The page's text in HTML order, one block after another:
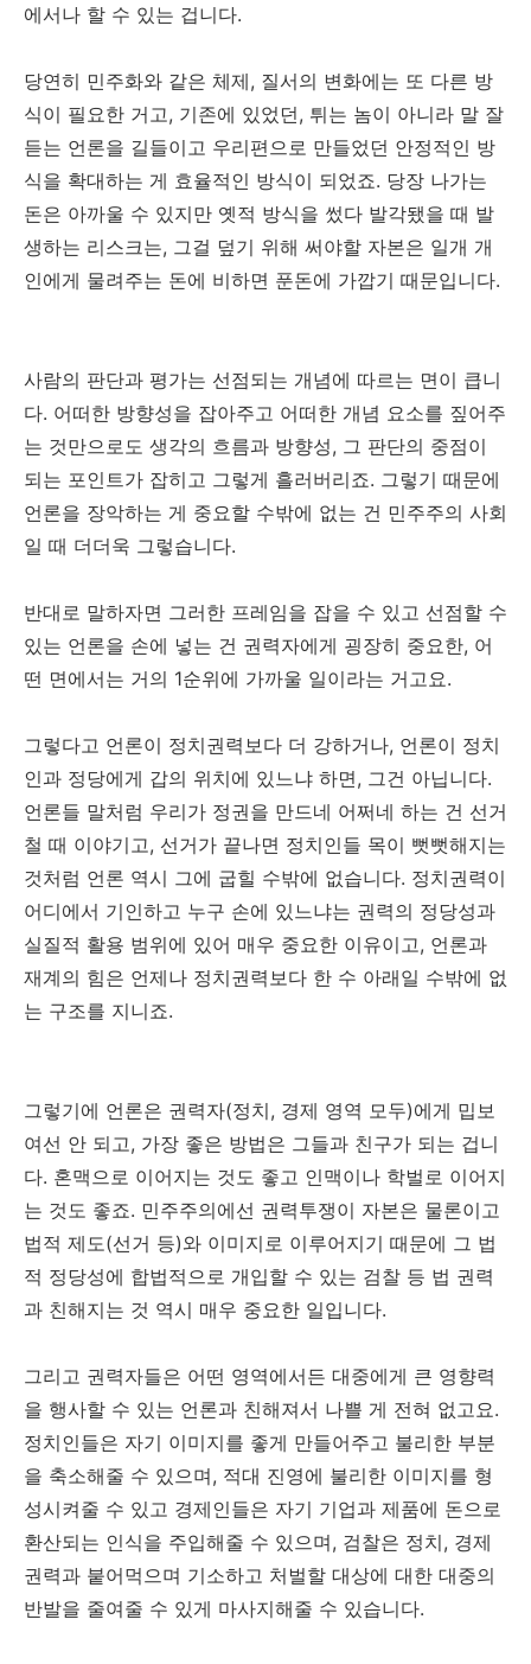
에서나 할 수 있는 겁니다.
당연히 민주화와 같은 체제, 질서의 변화에는 또 다른 방
식이 필요한 거고, 기존에 있었던, 튀는 놈이 아니라 말 잘
듣는 언론을 길들이고 우리편으로 만들었던 안정적인 방
식을 확대하는 게 효율적인 방식이 되었죠. 당장 나가는
돈은 아까울 수 있지만 옛적 방식을 썼다 발각됐을 때 발
생하는 리스크는, 그걸 덮기 위해 써야할 자본은 일개 개
인에게 물려주는 돈에 비하면 푼돈에 가깝기 때문입니다.
사람의 판단과 평가는 선점되는 개념에 따르는 면이 큽니
다. 어떠한 방향성을 잡아주고 어떠한 개념 요소를 짚어주
는 것만으로도 생각의 흐름과 방향성, 그 판단의 중점이
되는 포인트가 잡히고 그렇게 흘러버리죠. 그렇기 때문에
언론을 장악하는 게 중요할 수밖에 없는 건 민주주의 사회
일 때 더더욱 그렇습니다.
반대로 말하자면 그러한 프레임을 잡을 수 있고 선점할 수
있는 언론을 손에 넣는 건 권력자에게 굉장히 중요한, 어
떤 면에서는 거의 1순위에 가까울 일이라는 거고요.
그렇다고 언론이 정치권력보다 더 강하거나, 언론이 정치
인과 정당에게 갑의 위치에 있느냐 하면, 그건 아닙니다.
언론들 말처럼 우리가 정권을 만드네 어쩌네 하는 건 선거
철 때 이야기고, 선거가 끝나면 정치인들 목이 뻣뻣해지는
것처럼 언론 역시 그에 굽힐 수밖에 없습니다. 정치권력이
어디에서 기인하고 누구 손에 있느냐는 권력의 정당성과
실질적 활용 범위에 있어 매우 중요한 이유이고, 언론과
재계의 힘은 언제나 정치권력보다 한 수 아래일 수밖에 없
는 구조를 지니죠.
그렇기에 언론은 권력자(정치, 경제 영역 모두)에게 밉보
여선 안 되고, 가장 좋은 방법은 그들과 친구가 되는 겁니
다. 혼맥으로 이어지는 것도 좋고 인맥이나 학벌로 이어지
는 것도 좋죠. 민주주의에선 권력투쟁이 자본은 물론이고
법적 제도(선거 등)와 이미지로 이루어지기 때문에 그 법
적 정당성에 합법적으로 개입할 수 있는 검찰 등 법 권력
과 친해지는 것 역시 매우 중요한 일입니다.
그리고 권력자들은 어떤 영역에서든 대중에게 큰 영향력
을 행사할 수 있는 언론과 친해져서 나쁠 게 전혀 없고요.
정치인들은 자기 이미지를 좋게 만들어주고 불리한 부분
을 축소해줄 수 있으며, 적대 진영에 불리한 이미지를 형
성시켜줄 수 있고 경제인들은 자기 기업과 제품에 돈으로
환산되는 인식을 주입해줄 수 있으며, 검찰은 정치, 경제
권력과 붙어먹으며 기소하고 처벌할 대상에 대한 대중의
반발을 줄여줄 수 있게 마사지해줄 수 있습니다.